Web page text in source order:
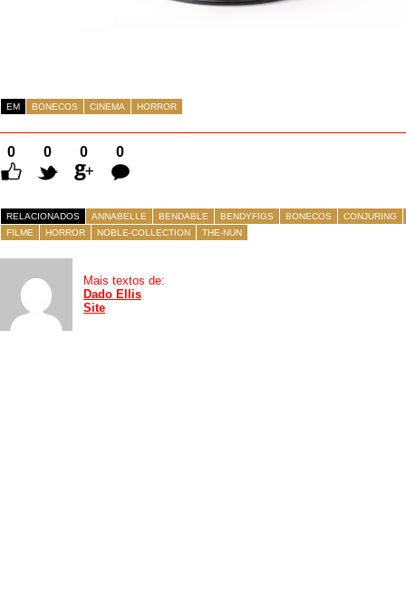
EM BONECOS CINEMA HORROR
0 0 0
0
Comentários
RELACIONADOS ANNABELLE BENDABLE BENDYFIGS BONECOS
CONJURING
FILME
HORROR NOBLE-COLLECTION THE-NUN
Mais textos de:
Dado Ellis
Site